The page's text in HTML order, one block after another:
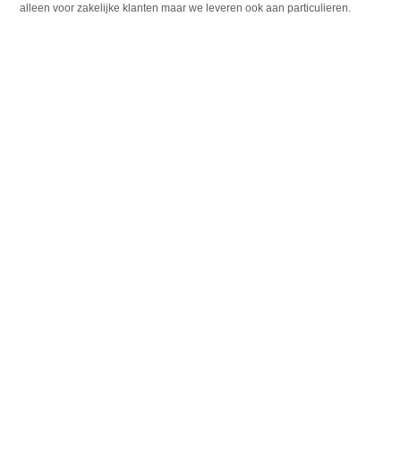
alleen voor zakelijke klanten maar we leveren ook aan particulieren.